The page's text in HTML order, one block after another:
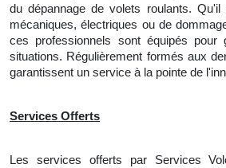
du dépannage de volets roulants. Qu'il
mécaniques, électriques ou de
ces professionnels sont équipés pour
situations. Régulièrement formés aux
garantissent un service à la pointe de
Services Offerts
Les services offerts par Services